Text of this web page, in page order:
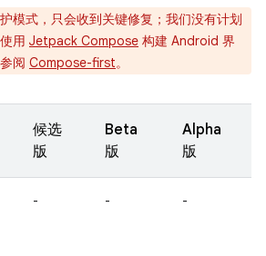
模式，只会收到关键修复；我们没有计划
用 Jetpack Compose 构建 Android 界
阅 Compose-first。
候选
版
Beta
版
Alpha
版
- - -